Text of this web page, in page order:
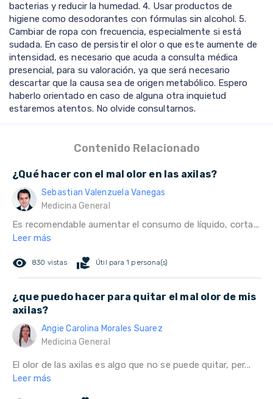
bacterias y reducir la humedad. 4. Usar productos de
higiene como desodorantes con fórmulas sin alcohol. 5.
Cambiar de ropa con frecuencia, especialmente si está
sudada. En caso de persistir el olor o que este aumente de
intensidad, es necesario que acuda a consulta médica
presencial, para su valoración, ya que será necesario
descartar que la causa sea de origen metabólico. Espero
haberlo orientado en caso de alguna otra inquietud
estaremos atentos. No olvide consultarnos.
Contenido Relacionado
¿Qué hacer con el mal olor en las axilas?
Sebastian Valenzuela Vanegas
Medicina General
Es recomendable aumentar el consumo de líquido, corta...
Leer más
remove_red_eye 830 vistas volunteer_activism Útil para 1 persona(s)
¿que puedo hacer para quitar el mal olor de mis
axilas?
Angie Carolina Morales Suarez
Medicina General
El olor de las axilas es algo que no se puede quitar, per...
Leer más